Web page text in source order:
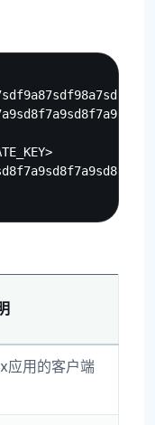
应用的客户端